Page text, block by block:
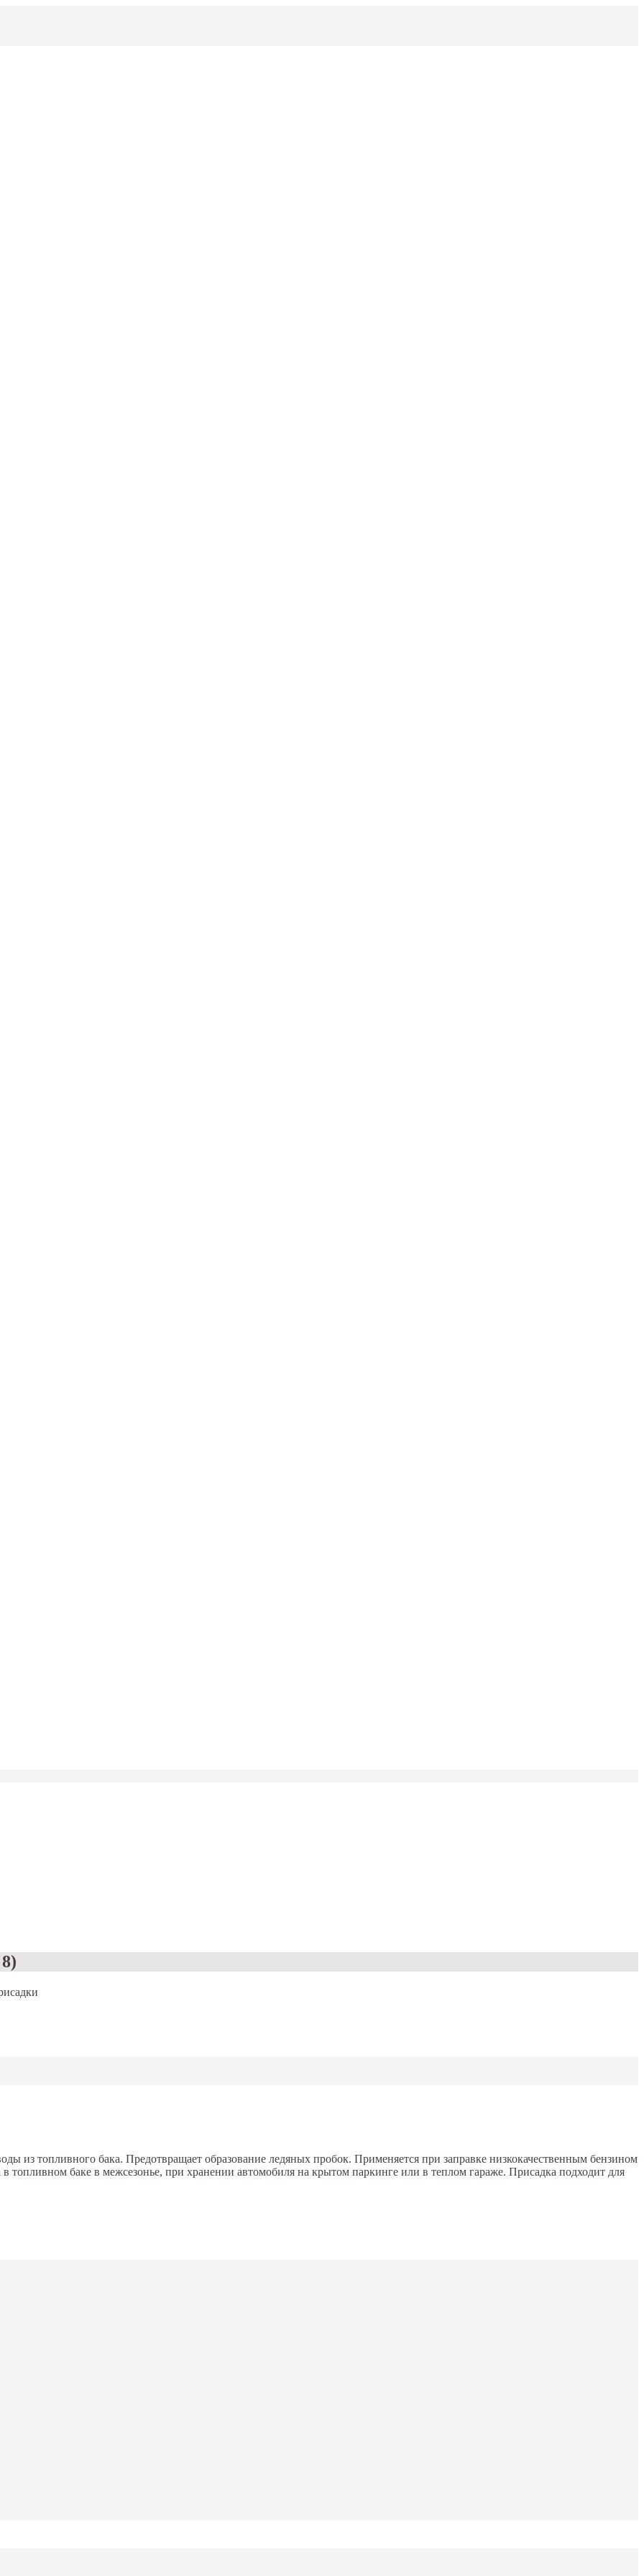
из топливного бака. Предотвращает образование ледяных пробок. Применяется при заправке низкокачественным бензином
топливном баке в межсезонье, при хранении автомобиля на крытом паркинге или в теплом гараже. Присадка подходит для